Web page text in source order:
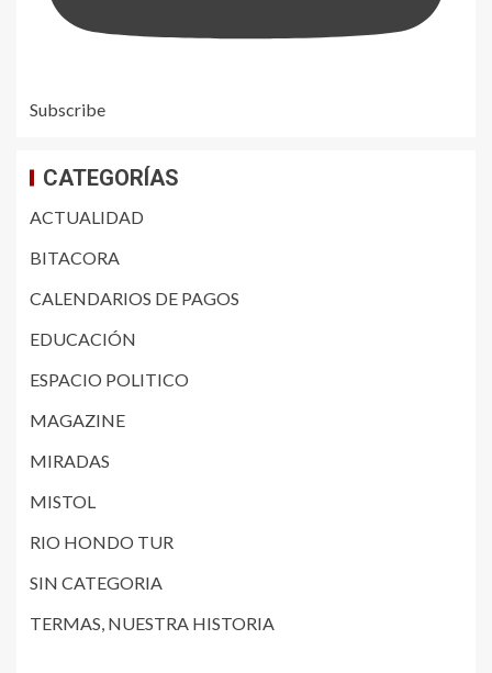
Subscribe
CATEGORÍAS
ACTUALIDAD
BITACORA
CALENDARIOS DE PAGOS
EDUCACIÓN
ESPACIO POLITICO
MAGAZINE
MIRADAS
MISTOL
RIO HONDO TUR
SIN CATEGORIA
TERMAS, NUESTRA HISTORIA